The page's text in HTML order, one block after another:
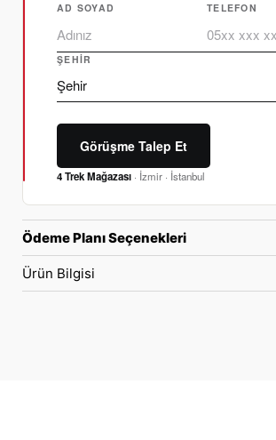
AD SOYAD TELEFON
ŞEHIR
Görüşme Talep Et
4 Trek Mağazası · İzmir · İstanbul
Ödeme Planı Seçenekleri
Ürün Bilgisi